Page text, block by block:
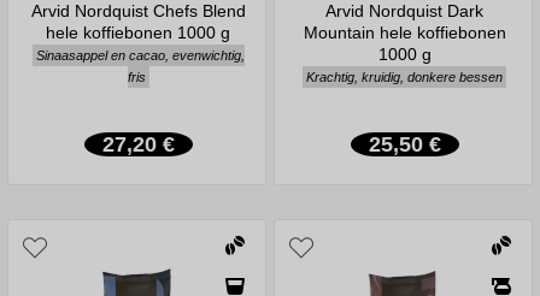
Arvid Nordquist Chefs Blend
hele koffiebonen 1000 g
Sinaasappel en cacao, evenwichtig,
fris
27,20 €
Arvid Nordquist Dark
Mountain hele koffiebonen
1000 g
Krachtig, kruidig, donkere bessen
25,50 €